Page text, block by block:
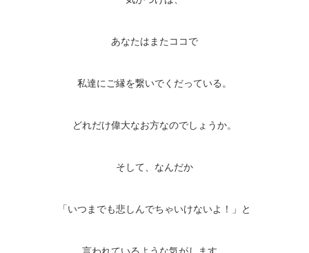
あなたはまたココで
私達にご縁を繋いでくだっている。
どれだけ偉大なお方なのでしょうか。
そして、なんだか
「いつまでも悲しんでちゃいけないよ！」と